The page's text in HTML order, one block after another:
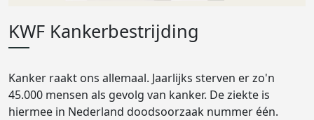
KWF Kankerbestrijding
Kanker raakt ons allemaal. Jaarlijks sterven er zo'n
45.000 mensen als gevolg van kanker. De ziekte is
hiermee in Nederland doodsoorzaak nummer één.